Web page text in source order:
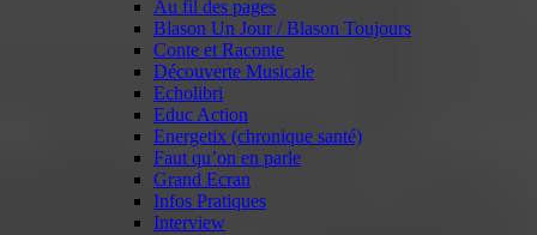
Au fil des pages
Blason Un Jour / Blason Toujours
Conte et Raconte
Découverte Musicale
Echolibri
Educ Action
Energetix (chronique santé)
Faut qu’on en parle
Grand Ecran
Infos Pratiques
Interview